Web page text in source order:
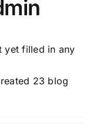
yet filled in any
23 blog